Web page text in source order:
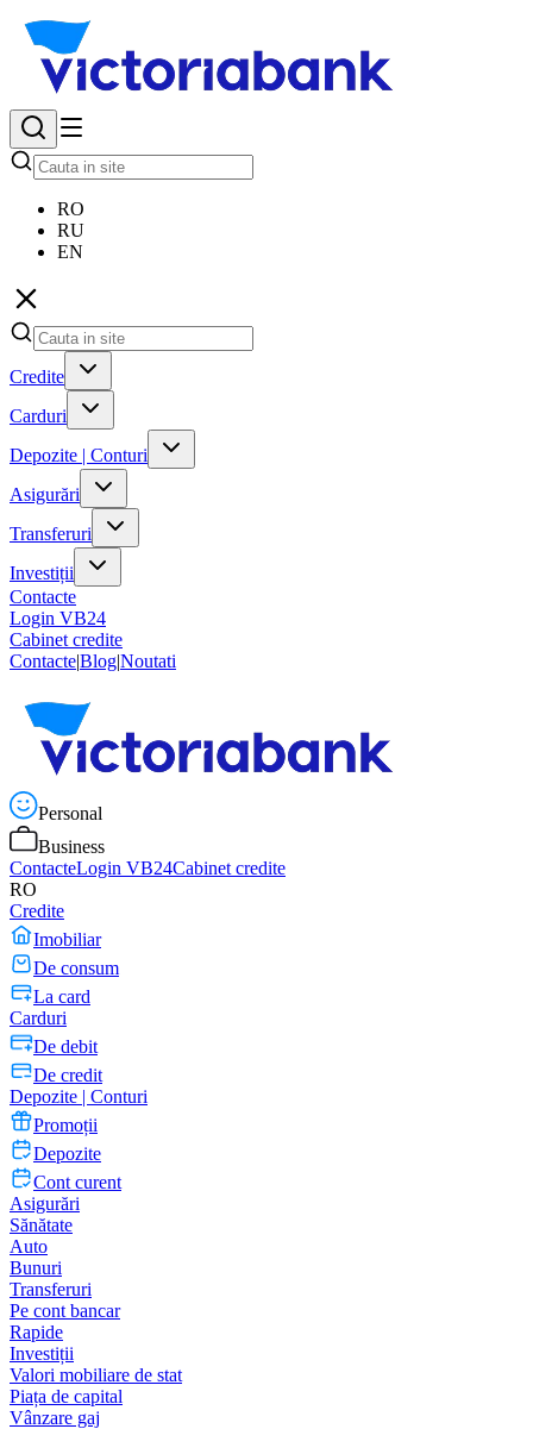
RO
RU
EN
Credite
Carduri
Depozite | Conturi
Asigurări
Transferuri
Investiții
Contacte
Login VB24
Cabinet credite
Contacte|Blog|Noutati
Personal
Business
ContacteLogin VB24Cabinet credite
RO
Credite
Imobiliar
De consum
La card
Carduri
De debit
De credit
Depozite | Conturi
Promoții
Depozite
Cont curent
Asigurări
Sănătate
Auto
Bunuri
Transferuri
Pe cont bancar
Rapide
Investiții
Valori mobiliare de stat
Piața de capital
Vânzare gaj